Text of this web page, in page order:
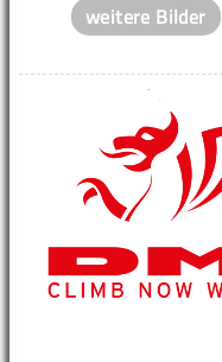
weitere Bilder